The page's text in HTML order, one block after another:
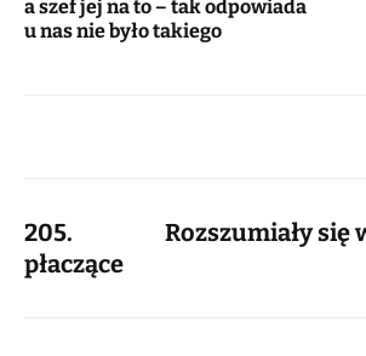
a szef jej na to – tak odpowiada
u nas nie było takiego
205. Rozszumiały się
płaczące